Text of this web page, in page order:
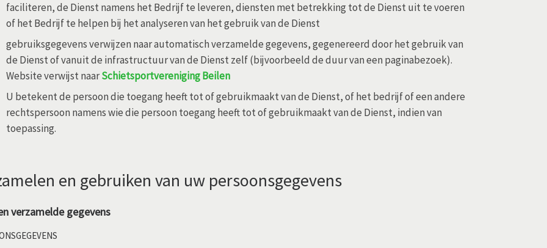
faciliteren, de Dienst namens het Bedrijf te leveren, diensten met betrekking tot de Dienst uit te voeren
of het Bedrijf te helpen bij het analyseren van het gebruik van de Dienst
gebruiksgegevens verwijzen naar automatisch verzamelde gegevens, gegenereerd door het gebruik van
de Dienst of vanuit de infrastructuur van de Dienst zelf (bijvoorbeeld de duur van een paginabezoek).
Website verwijst naarSchietsportvereniging Beilen
U betekent de persoon die toegang heeft tot of gebruikmaakt van de Dienst, of het bedrijf of een andere
rechtspersoon namens wie die persoon toegang heeft tot of gebruikmaakt van de Dienst, indien van
toepassing.
en gebruiken van uw persoonsgegevens
verzamelde gegevens